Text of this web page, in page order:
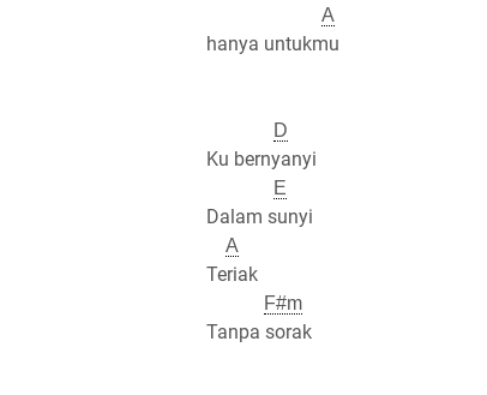
A
hanya untukmu
D
Ku bernyanyi
E
Dalam sunyi
A
Teriak
F#m
Tanpa sorak